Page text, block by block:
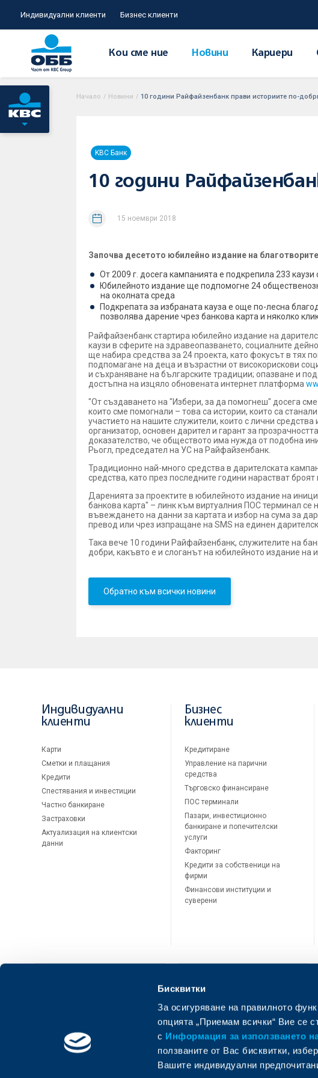
Бисквитки
За осигуряване на правилното
опцията „Приемам всички“ Вие се
с Информация за използването
ползваните от Вас бисквитки,
Вашите индивидуални
Индивидуални клиенти Бизнес клиенти
Кои сме ние Новини Кариери
Начало / Новини / 10 години Райфайзенбанк прави историите по-
KBC Банк
10 години
15 ноември 2018
Започва десетото юбилейно издание на
От 2009 г. досега кампанията е подкрепила 233 каузи
Юбилейното издание ще подпомогне 24
на околната среда
Подкрепата за избраната кауза е още по-лесна
позволява дарение чрез банкова карта и няколко
Райфайзенбанк стартира юбилейно издание на
каузи в сферите на здравеопазването, социалните
ще набира средства за 24 проекта, като фокусът в тях
подпомагане на деца и възрастни от високорискови
и съхраняване на българските традиции; опазване и
достъпна на изцяло обновената интернет платформа
"От създаването на "Избери, за да помогнеш" досега
които сме помогнали – това са истории, които са
участието на нашите служители, които с лични
организатор, основен дарител и гарант за
доказателство, че обществото има нужда от подобна
Рьогл, председател на УС на Райфайзенбанк.
Традиционно най-много средства в дарителската
средства, като през последните години нарастват
Даренията за проектите в юбилейното издание на
банкова карта" – линк към виртуалния ПОС терминал
въвеждането на данни за картата и избор на сума за
превод или чрез изпращане на SMS на единен
Така вече 10 години Райфайзенбанк, служителите на
добри, какъвто е и слоганът на юбилейното издание
Обратно към всички новини
Индивидуални
клиенти
Карти
Сметки и плащания
Кредити
Спестявания и инвестиции
Частно банкиране
Застраховки
Актуализация на клиентски
данни
Бизнес
клиенти
Кредитиране
Управление на парични
средства
Търговско финансиране
ПОС терминали
Пазари, инвестиционно
банкиране и попечителски
услуги
Факторинг
Кредити за собственици на
фирми
Финансови институции и
суверени
ОББ Мобайл